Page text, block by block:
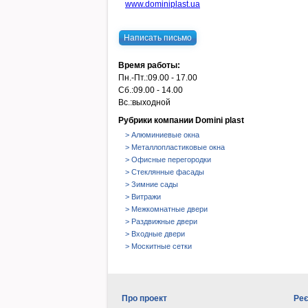
www.dominiplast.ua
Написать письмо
Время работы:
Пн.-Пт.:09.00 - 17.00
Сб.:09.00 - 14.00
Вс.:выходной
Рубрики компании Domini plast
> Алюминиевые окна
> Металлопластиковые окна
> Офисные перегородки
> Стеклянные фасады
> Зимние сады
> Витражи
> Межкомнатные двери
> Раздвижные двери
> Входные двери
> Москитные сетки
Про проект